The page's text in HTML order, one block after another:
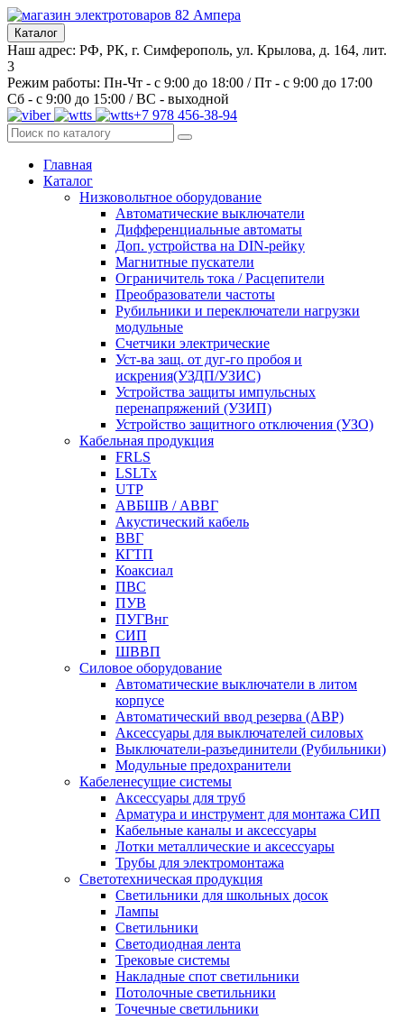
Каталог
Наш адрес: РФ, РК, г. Симферополь, ул. Крылова, д. 164, лит.
3
Режим работы: Пн-Чт - с 9:00 до 18:00 / Пт - с 9:00 до 17:00
Сб - с 9:00 до 15:00 / ВС - выходной
+7 978 456-38-94
Главная
Каталог
Низковольтное оборудование
Автоматические выключатели
Дифференциальные автоматы
Доп. устройства на DIN-рейку
Магнитные пускатели
Ограничитель тока / Расцепители
Преобразователи частоты
Рубильники и переключатели нагрузки
модульные
Счетчики электрические
Уст-ва защ. от дуг-го пробоя и
искрения(УЗДП/УЗИС)
Устройства защиты импульсных
перенапряжений (УЗИП)
Устройство защитного отключения (УЗО)
Кабельная продукция
FRLS
LSLTx
UTP
АВБШВ / АВВГ
Акустический кабель
ВВГ
КГТП
Коаксиал
ПВС
ПУВ
ПУГВнг
СИП
ШВВП
Силовое оборудование
Автоматические выключатели в литом
корпусе
Автоматический ввод резерва (АВР)
Аксессуары для выключателей силовых
Выключатели-разъединители (Рубильники)
Модульные предохранители
Кабеленесущие системы
Аксессуары для труб
Арматура и инструмент для монтажа СИП
Кабельные каналы и аксессуары
Лотки металлические и аксессуары
Трубы для электромонтажа
Светотехническая продукция
Светильники для школьных досок
Лампы
Светильники
Светодиодная лента
Трековые системы
Накладные спот светильники
Потолочные светильники
Точечные светильники